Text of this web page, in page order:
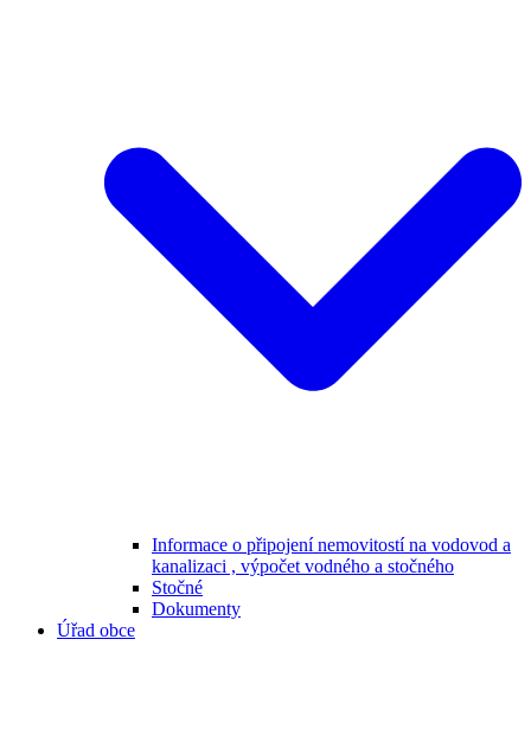
Informace o připojení nemovitostí na vodovod a
kanalizaci , výpočet vodného a stočného
Stočné
Dokumenty
Úřad obce